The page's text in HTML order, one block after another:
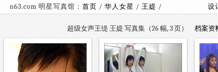
n63.com 明星写真馆： 首页 / 华人女星 / 王媞 / 设
超级女声王缇 王媞 写真集（26 幅, 3 页） 档案资